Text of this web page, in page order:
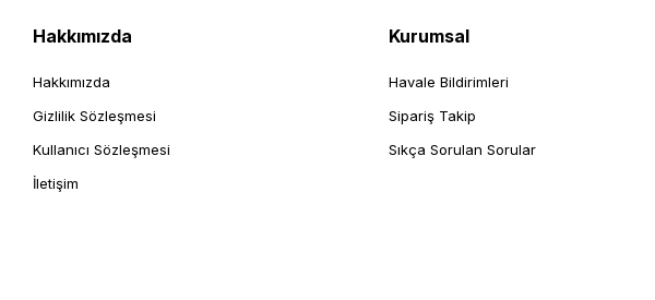
Hakkımızda
Hakkımızda
Gizlilik Sözleşmesi
Kullanıcı Sözleşmesi
İletişim
Kurumsal
Havale Bildirimleri
Sipariş Takip
Sıkça Sorulan Sorular